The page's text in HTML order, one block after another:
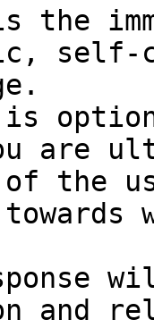
the
self-
are
of the
and